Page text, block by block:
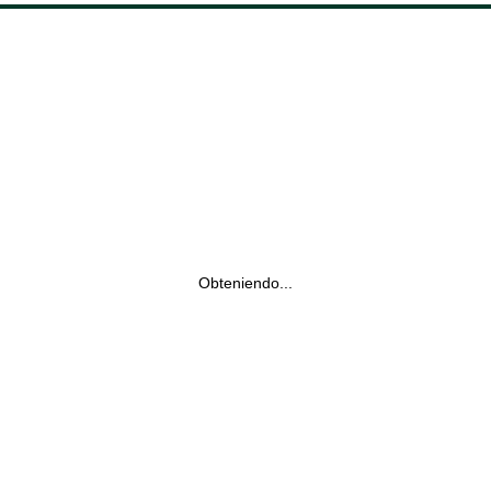
Obteniendo...